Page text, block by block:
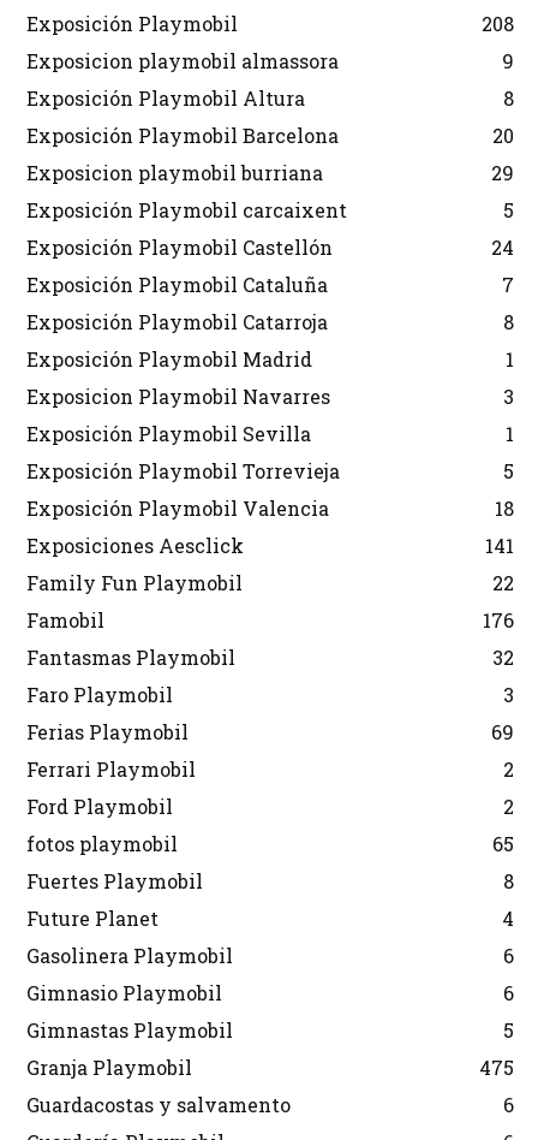
Exposición Playmobil
208
Exposicion playmobil almassora
9
Exposición Playmobil Altura
8
Exposición Playmobil Barcelona
20
Exposicion playmobil burriana
29
Exposición Playmobil carcaixent
5
Exposición Playmobil Castellón
24
Exposición Playmobil Cataluña
7
Exposición Playmobil Catarroja
8
Exposición Playmobil Madrid
1
Exposicion Playmobil Navarres
3
Exposición Playmobil Sevilla
1
Exposición Playmobil Torrevieja
5
Exposición Playmobil Valencia
18
Exposiciones Aesclick
141
Family Fun Playmobil
22
Famobil
176
Fantasmas Playmobil
32
Faro Playmobil
3
Ferias Playmobil
69
Ferrari Playmobil
2
Ford Playmobil
2
fotos playmobil
65
Fuertes Playmobil
8
Future Planet
4
Gasolinera Playmobil
6
Gimnasio Playmobil
6
Gimnastas Playmobil
5
Granja Playmobil
475
Guardacostas y salvamento
6